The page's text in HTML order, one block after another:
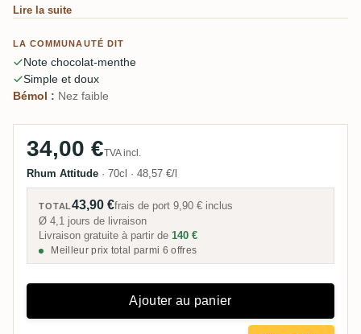
plupart des dégustateurs le trouvent fruité et doux plutôt
plat ; personne ne le qualifie de compliqué.
Lire la suite
LA COMMUNAUTÉ DIT
Note chocolat-menthe
Simple et doux
Bémol : Nez faible
34,00 €TVA incl.
Rhum Attitude · 70cl · 48,57 €/l
TOTAL43,90 €frais de port9,90 € inclus
Ø 4,1 jours de livraison
Livraison gratuite à partir de 140 €
Meilleur prix total parmi 6 offres
Ajouter au panier